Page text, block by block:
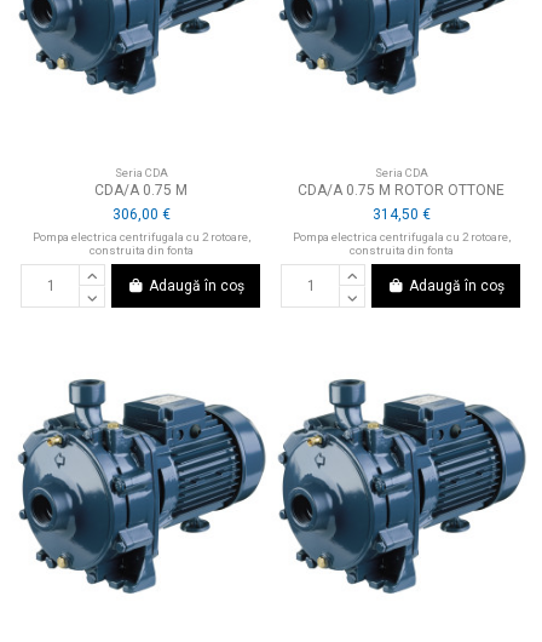
Seria CDA
CDA/A 0.75 M
306,00 €
Pompa electrica centrifugala cu 2 rotoare,
construita din fonta
Adaugă în coș
Seria CDA
CDA/A 0.75 M ROTOR OTTONE
314,50 €
Pompa electrica centrifugala cu 2 rotoare,
construita din fonta
Adaugă în coș